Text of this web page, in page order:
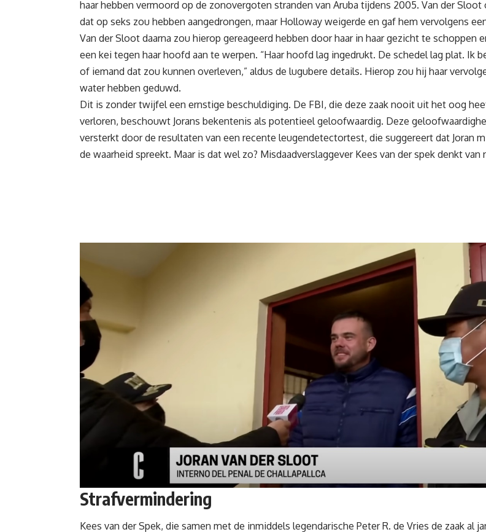
haar hebben vermoord op de zonovergoten stranden van Aruba tijdens 2005. Van der Sloot
dat op seks zou hebben aangedrongen, maar Holloway weigerde en gaf hem vervolgens
Van der Sloot daarna zou hierop gereageerd hebben door haar in haar gezicht te schoppen
een kei tegen haar hoofd aan te werpen. “Haar hoofd lag ingedrukt. De schedel lag plat. Ik
of iemand dat zou kunnen overleven,” aldus de lugubere details. Hierop zou hij haar
water hebben geduwd.
Dit is zonder twijfel een ernstige beschuldiging. De FBI, die deze zaak nooit uit het oog
verloren, beschouwt Jorans bekentenis als potentieel geloofwaardig. Deze
versterkt door de resultaten van een recente leugendetectortest, die suggereert dat Joran
de waarheid spreekt. Maar is dat wel zo? Misdaadverslaggever Kees van der spek denkt van
Strafvermindering
Kees van der Spek, die samen met de inmiddels legendarische Peter R. de Vries de zaak al